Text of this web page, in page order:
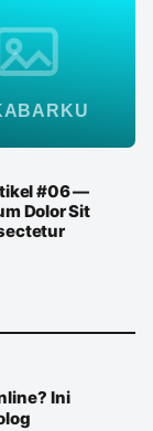
#06 —
Dolor Sit
Ini